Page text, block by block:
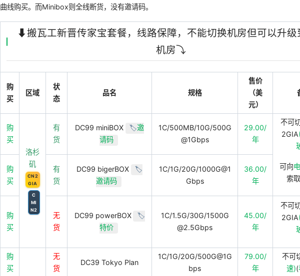
曲线购买。而Minibox则全线断货，没有邀请码。
⬇️搬瓦工新晋传家宝套餐，线路保障，不能切换机房但可以升级
机房⤵️
购
买
区域
状
态
品名 规格
售价
（美
元）
购
买
洛杉
矶
CN2
GIA
C
MI
N2
有
货
DC99 miniBOX 🏷️邀
请码
1C/500MB/10G/500G
@1Gbps
29.00/
年
不可
2GIA
可向
索
购
买
有
货
DC99 bigerBOX 🏷️
邀请码
1C/1G/20G/1000G@1
Gbps
36.00/
年
购
买
无
货
DC99 powerBOX 🏷️
特价
1C/1.5G/30G/1500G
@2.5Gbps
45.00/
年
不可
2GIA
购
买
无
货
DC39 Tokyo Plan
1C/1G/20G/500G@1G
bps
79.00/
年
不可
速)(